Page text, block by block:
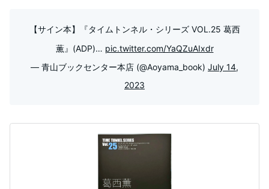
【サイン本】『タイムトンネル・シリーズ VOL.25 葛西
薫』(ADP)… pic.twitter.com/YaQZuAIxdr
— 青山ブックセンター本店 (@Aoyama_book) July 14,
2023